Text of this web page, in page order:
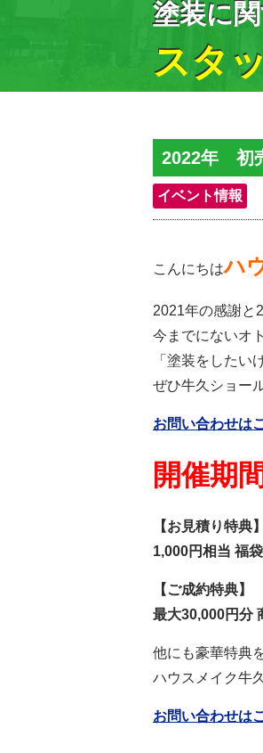
塗装に
スタ
2022年 初
イベント情報
こんにちはハ
2021年の感謝と
今までにないオ
「塗装をしたい
ぜひ牛久ショー
お問い合わせは
開催期
【お見積り特典】
1,000円相当 福
【ご成約特典】
最大30,000円分
他にも豪華特典
ハウスメイク牛
お問い合わせは